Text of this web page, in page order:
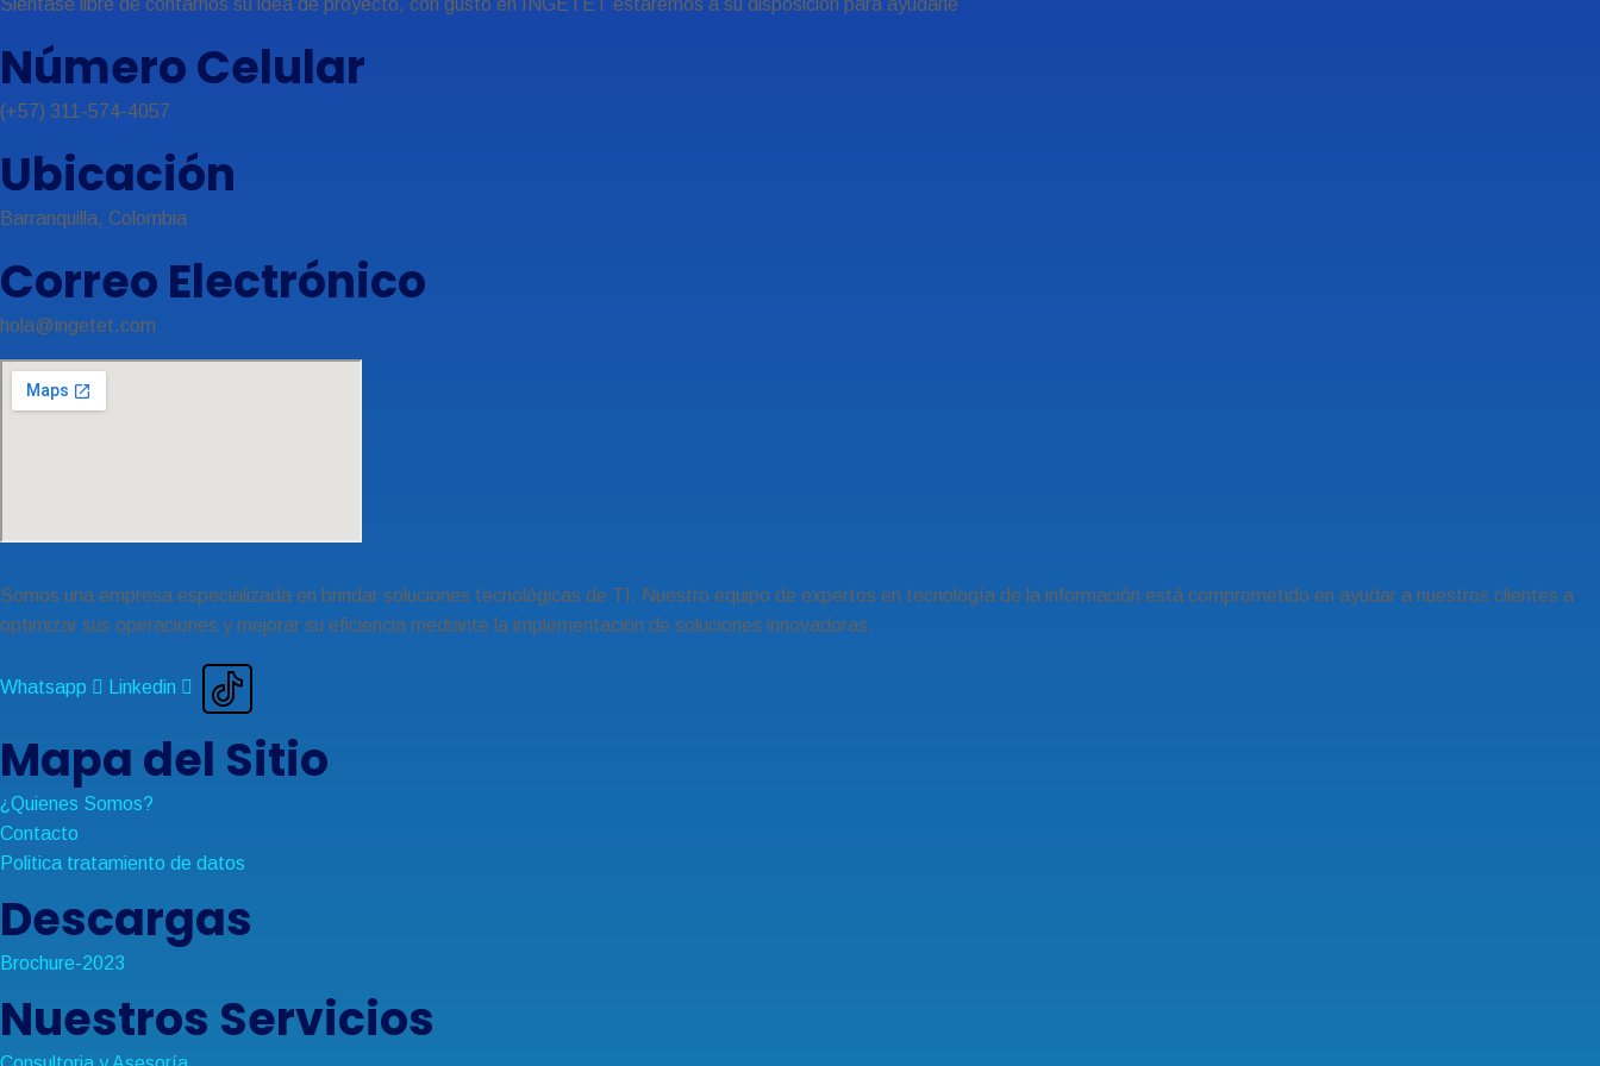
Siéntase libre de contarnos su idea de proyecto, con gusto en INGETET estaremos a su disposición para ayudarle
Número Celular
(+57) 311-574-4057
Ubicación
Barranquilla, Colombia
Correo Electrónico
hola@ingetet.com
Somos una empresa especializada en brindar soluciones tecnológicas de TI. Nuestro equipo de expertos en tecnología de la información está comprometido en ayudar a nuestros clientes a
optimizar sus operaciones y mejorar su eficiencia mediante la implementación de soluciones innovadoras.
Whatsapp Linkedin
Mapa del Sitio
¿Quienes Somos?
Contacto
Politica tratamiento de datos
Descargas
Brochure-2023
Nuestros Servicios